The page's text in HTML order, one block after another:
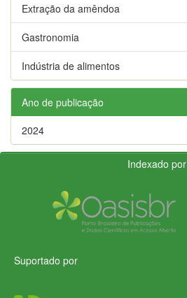
Extração da amêndoa
Gastronomia
Indústria de alimentos
Ano de publicação
2024
Indexado por
Suportado por